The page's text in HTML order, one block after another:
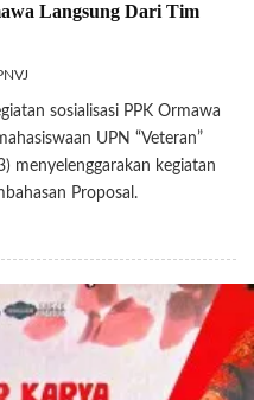
Langsung Dari Tim
sosialisasi PPK Ormawa
UPN “Veteran”
menyelenggarakan kegiatan
Proposal.